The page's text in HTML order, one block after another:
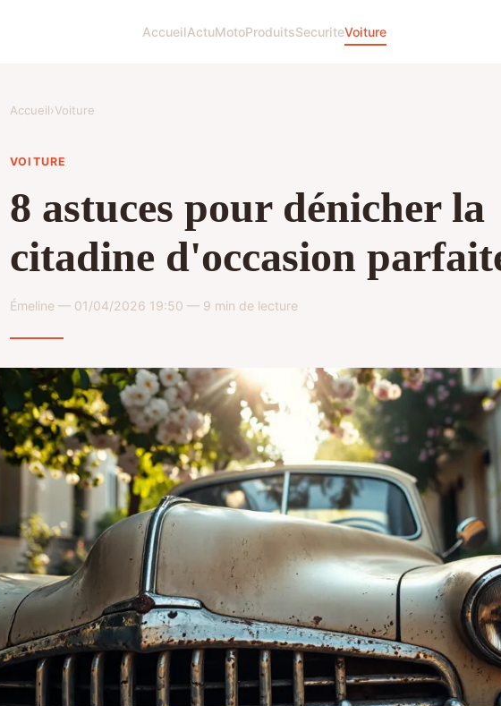
AccueilActuMotoProduitsSecuriteVoiture
Accueil›Voiture
VOITURE
8 astuces pour dénicher la
citadine d'occasion
Émeline — 01/04/2026 19:50 — 9 min de lecture